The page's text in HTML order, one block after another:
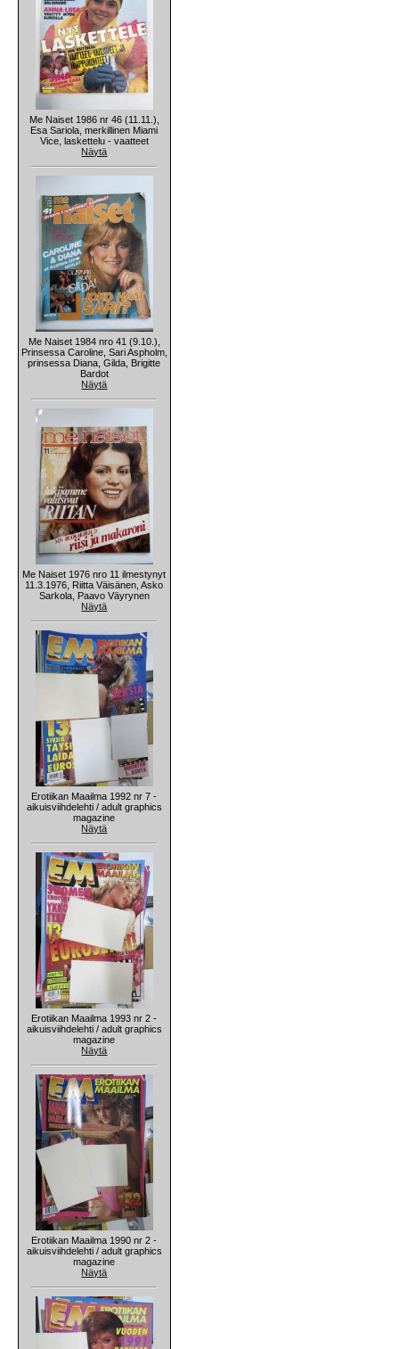
Me Naiset 1986 nr 46 (11.11.),
Esa Sariola, merkillinen Miami
Vice, laskettelu - vaatteet
Näytä
Me Naiset 1984 nro 41 (9.10.),
Prinsessa Caroline, Sari Aspholm,
prinsessa Diana, Gilda, Brigitte
Bardot
Näytä
Me Naiset 1976 nro 11 ilmestynyt
11.3.1976, Riitta Väisänen, Asko
Sarkola, Paavo Väyrynen
Näytä
Erotiikan Maailma 1992 nr 7 -
aikuisviihdelehti / adult graphics
magazine
Näytä
Erotiikan Maailma 1993 nr 2 -
aikuisviihdelehti / adult graphics
magazine
Näytä
Erotiikan Maailma 1990 nr 2 -
aikuisviihdelehti / adult graphics
magazine
Näytä